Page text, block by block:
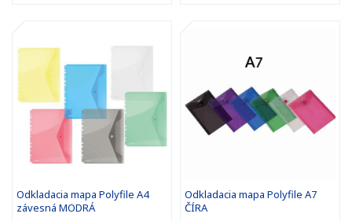
Odkladacia mapa Polyfile A4
závesná MODRÁ
Odkladacia mapa Polyfile A7
ČÍRA